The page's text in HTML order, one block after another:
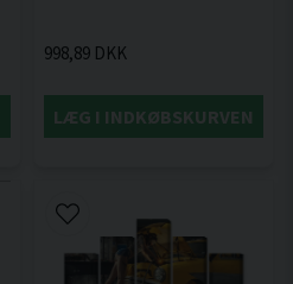
998,89 DKK
LÆG I INDKØBSKURVEN